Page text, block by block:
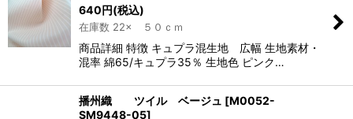
640円(税込)
在庫数 22× ５０ｃｍ
商品詳細 特徴 キュプラ混生地 広幅 生地素材・
混率 綿65/キュプラ35％ 生地色 ピンク…
播州織 ツイル ベージュ [M0052-
SM9448-05]